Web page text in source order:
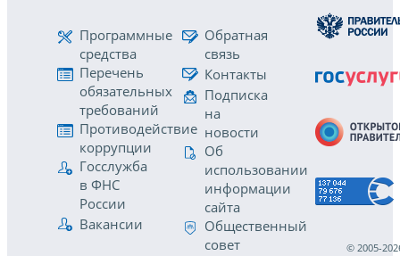
Программные
средства
Перечень
обязательных
требований
Противодействие
коррупции
Госслужба
в ФНС
России
Вакансии
Обратная
связь
Контакты
Подписка
на
новости
Об
использовании
информации
сайта
Общественный
совет
© 2005-